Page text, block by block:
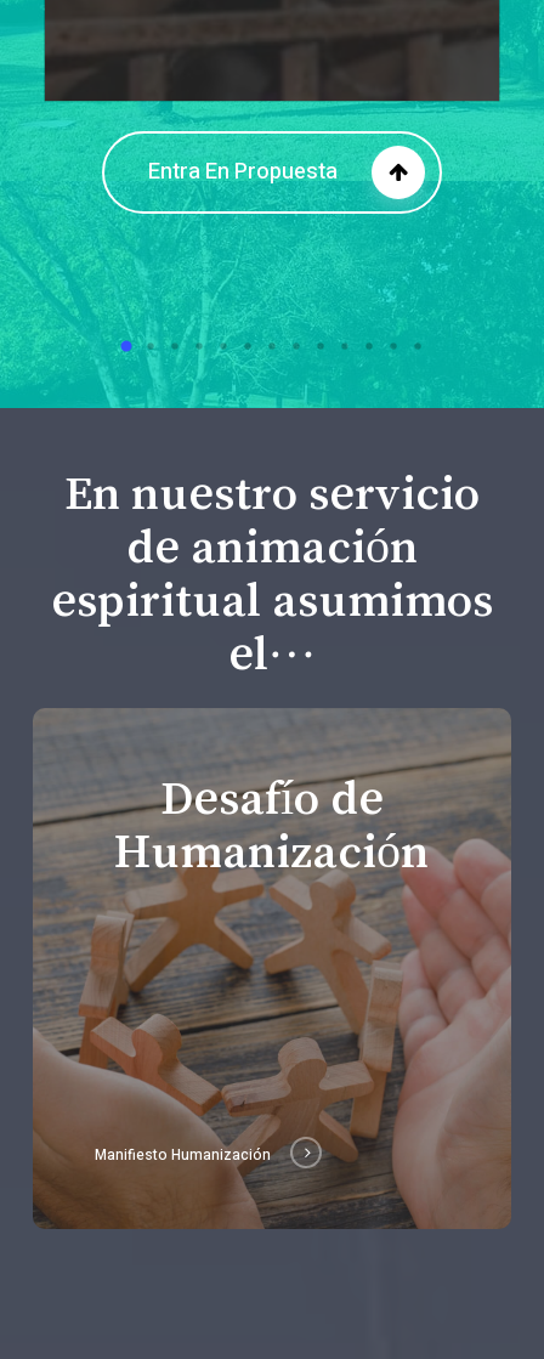
Entra En Propuesta
En nuestro servicio
de animación
espiritual asumimos
el…
Desafío de
Humanización
Manifiesto Humanización